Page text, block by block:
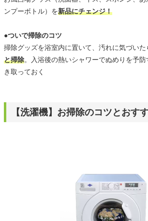
ンプーボトル）を新品にチェンジ！
●ついで掃除のコツ
掃除グッズを浴室内に置いて、汚れに気づいた
と掃除。入浴後の熱いシャワーでぬめりを予
き取っておく
【洗濯機】お掃除のコツとおす